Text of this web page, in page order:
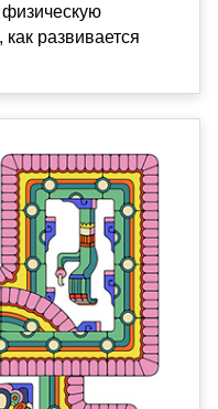
развивается